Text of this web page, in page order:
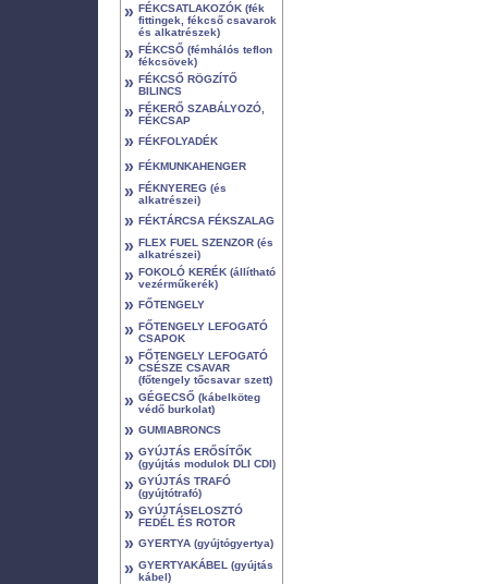
» FÉKCSATLAKOZÓK (fék
fittingek, fékcső csavarok
és alkatrészek)
» FÉKCSŐ (fémhálós teflon
fékcsövek)
» FÉKCSŐ RÖGZÍTŐ
BILINCS
» FÉKERŐ SZABÁLYOZÓ,
FÉKCSAP
» FÉKFOLYADÉK
» FÉKMUNKAHENGER
» FÉKNYEREG (és
alkatrészei)
» FÉKTÁRCSA FÉKSZALAG
» FLEX FUEL SZENZOR (és
alkatrészei)
» FOKOLÓ KERÉK (állítható
vezérműkerék)
» FŐTENGELY
» FŐTENGELY LEFOGATÓ
CSAPOK
» FŐTENGELY LEFOGATÓ
CSÉSZE CSAVAR
(főtengely tőcsavar szett)
» GÉGECSŐ (kábelköteg
védő burkolat)
» GUMIABRONCS
» GYÚJTÁS ERŐSÍTŐK
(gyújtás modulok DLI CDI)
» GYÚJTÁS TRAFÓ
(gyújtótrafó)
» GYÚJTÁSELOSZTÓ
FEDÉL ÉS ROTOR
» GYERTYA (gyújtógyertya)
» GYERTYAKÁBEL (gyújtás
kábel)